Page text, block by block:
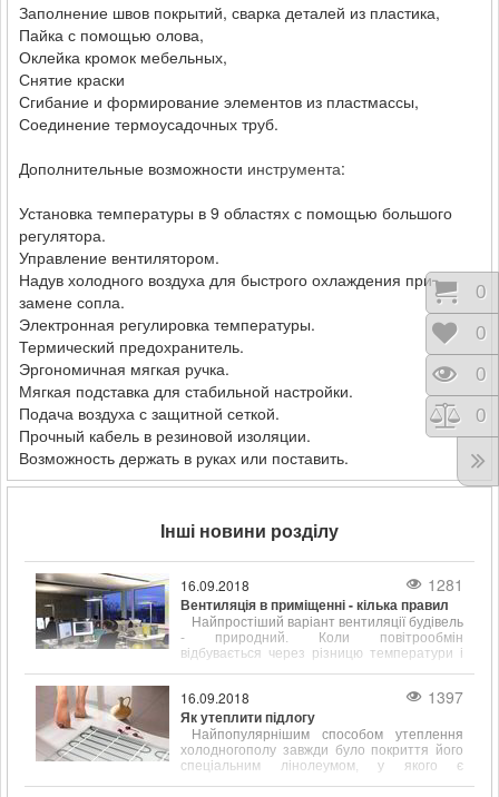
Заполнение швов покрытий, сварка деталей из пластика,
Пайка с помощью олова,
Оклейка кромок мебельных,
Снятие краски
Сгибание и формирование элементов из пластмассы,
Соединение термоусадочных труб.
Дополнительные возможности инструмента:
Установка температуры в 9 областях с помощью большого
регулятора.
Управление вентилятором.
Надув холодного воздуха для быстрого охлаждения при
замене сопла.
Электронная регулировка температуры.
Термический предохранитель.
Эргономичная мягкая ручка.
Мягкая подставка для стабильной настройки.
Подача воздуха с защитной сеткой.
Прочный кабель в резиновой изоляции.
Возможность держать в руках или поставить.
Інші новини розділу
16.09.2018 1281
Вентиляція в приміщенні - кілька правил
Найпростіший варіант вентиляції будівель
- природний. Коли повітрообмін
відбувається через різницю температури і
16.09.2018 1397
Як утеплити підлогу
Найпопулярнішим способом утеплення
холодногополу завжди було покриття його
спеціальним лінолеумом, у якого є
0
0
0
0